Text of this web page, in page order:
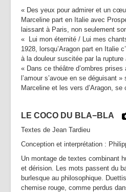
« Des yeux pour admirer et un
Marceline part en Italie avec
laissant à Paris, non seulement
« Lui mon éternité / Lui mes
1928, lorsqu’Aragon part en Italie
à la douleur suscitée par la rupture
« Dans ce théâtre d’ombres
l’amour s’avoue en se déguisant
Marceline et les vers d’Aragon,
LE COCO DU BLA−BLA
Textes de Jean Tardieu
Conception et interprétation :
Un montage de textes combinant
et dérision. Les mots passent du
burlesque au philosophique.
chemise rouge, comme perdus